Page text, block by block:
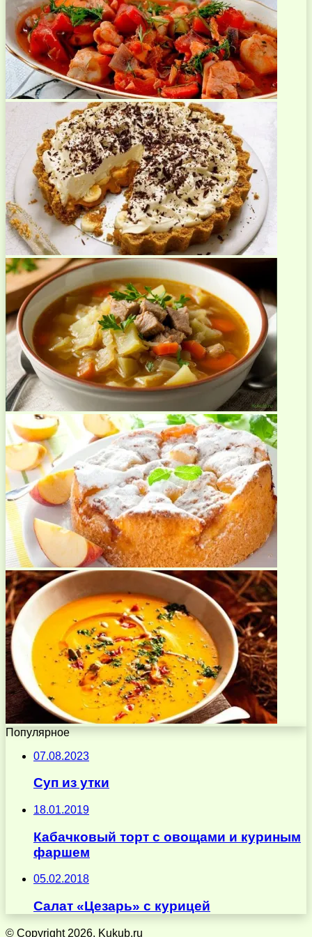
Популярное
07.08.2023
Суп из утки
18.01.2019
Кабачковый торт с овощами и куриным
фаршем
05.02.2018
Салат «Цезарь» с курицей
© Copyright 2026, Kukub.ru